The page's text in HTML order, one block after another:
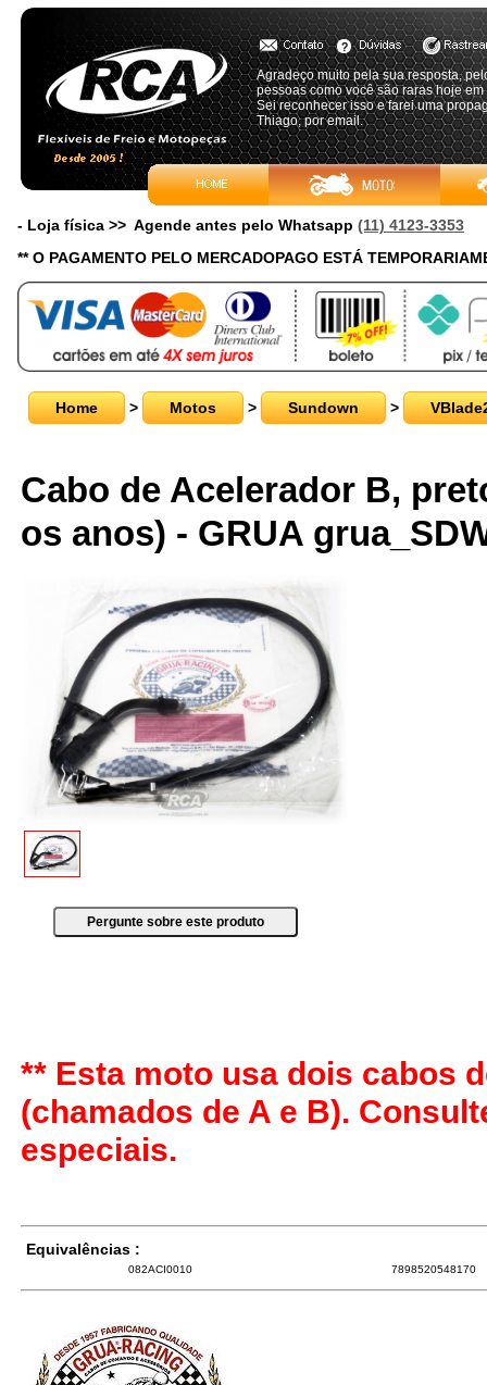
Agradeço muito pela sua resposta,
pessoas como você são raras hoje em
Sei reconhecer isso e farei uma
Thiago, por email.
- Loja física >> Agende antes pelo Whatsapp (11) 4123-3353
** O PAGAMENTO PELO MERCADOPAGO ESTÁ
Home > Motos > Sundown >
Cabo de Acelerador B,
os anos) - GRUA
** Esta moto usa dois cabos
(chamados de A e B).
especiais.
Equivalências :
082ACI0010 7898520548170